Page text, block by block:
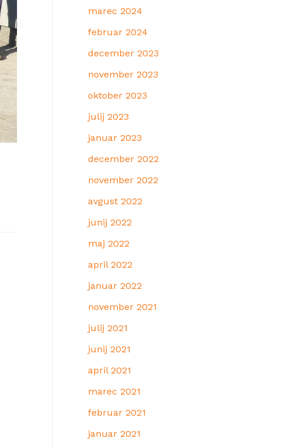
marec 2024
februar 2024
december 2023
november 2023
oktober 2023
julij 2023
januar 2023
december 2022
november 2022
avgust 2022
junij 2022
maj 2022
april 2022
januar 2022
november 2021
julij 2021
junij 2021
april 2021
marec 2021
februar 2021
januar 2021